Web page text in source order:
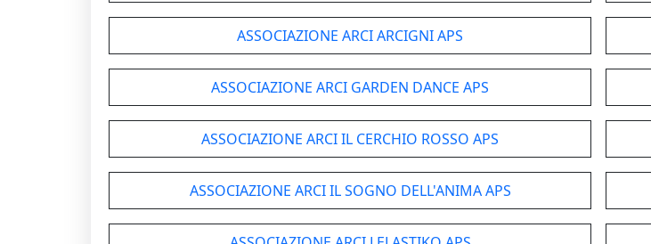
ASSOCIAZIONE ARCI ARCIGNI APS
ASSOCIAZIONE ARCI GARDEN DANCE APS
ASSOCIAZIONE ARCI IL CERCHIO ROSSO APS
ASSOCIAZIONE ARCI IL SOGNO DELL'ANIMA APS